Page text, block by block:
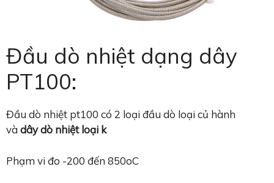
Đầu dò nhiệt dạng dây
PT100:
Đầu dò nhiệt pt100 có 2 loại đầu dò loại củ hành
và dây dò nhiệt loại k
Phạm vi đo -200 đến 850oC